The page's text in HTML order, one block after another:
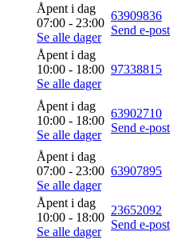
Åpent i dag
07:00 - 23:00
Se alle dager
63909836
Send e-post
Åpent i dag
10:00 - 18:00
Se alle dager
97338815
Åpent i dag
10:00 - 18:00
Se alle dager
63902710
Send e-post
Åpent i dag
07:00 - 23:00
Se alle dager
63907895
Åpent i dag
10:00 - 18:00
Se alle dager
23652092
Send e-post